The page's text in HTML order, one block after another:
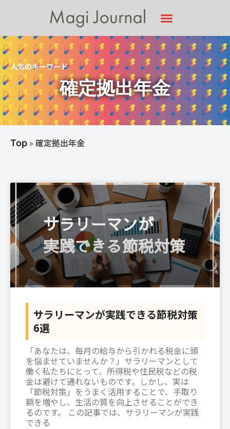
人気のキーワード
確定拠出年金
Top » 確定拠出年金
サラリーマンが実践できる節税対策
6選
「あなたは、毎月の給与から引かれる税金に頭
を悩ませていませんか？」サラリーマンとして
働く私たちにとって、所得税や住民税などの税
金は避けて通れないものです。しかし、実は
「節税対策」をうまく活用することで、手取り
額を増やし、生活の質を向上させることができ
るのです。 この記事では、サラリーマンが実践
できる